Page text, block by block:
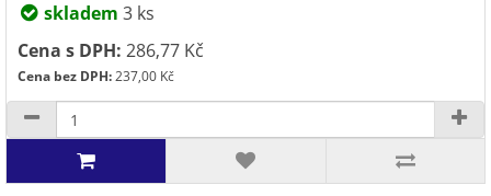
skladem 3 ks
Cena s DPH: 286,77 Kč
Cena bez DPH:237,00 Kč